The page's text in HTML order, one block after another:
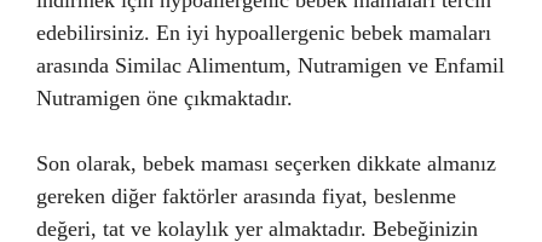
edebilirsiniz. En iyi hypoallergenic bebek mamaları
arasında Similac Alimentum, Nutramigen ve Enfamil
Nutramigen öne çıkmaktadır.
Son olarak, bebek maması seçerken dikkate almanız
gereken diğer faktörler arasında fiyat, beslenme
değeri, tat ve kolaylık yer almaktadır. Bebeğinizin